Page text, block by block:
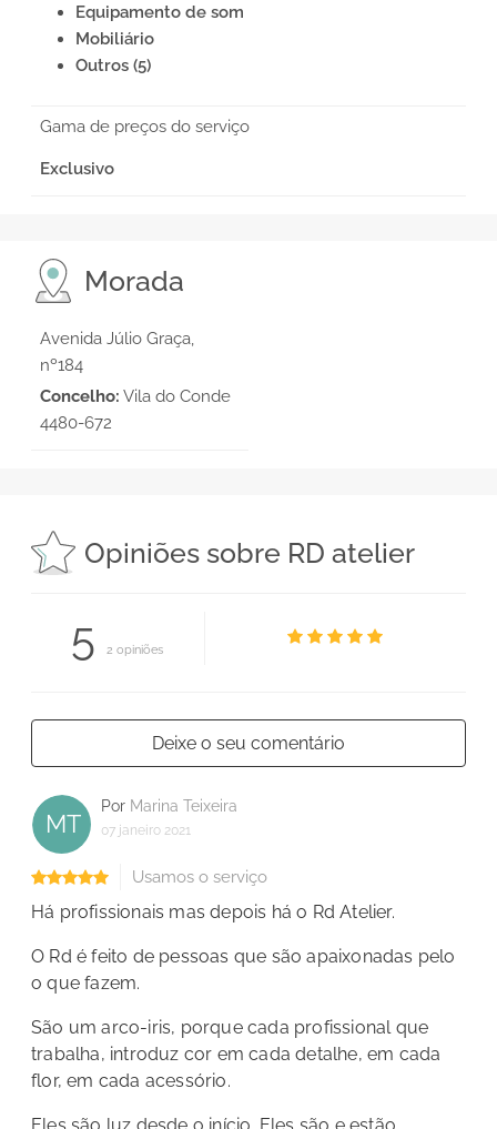
Equipamento de som
Mobiliário
Outros (5)
Gama de preços do serviço
Exclusivo
Morada
Avenida Júlio Graça,
nº184
Concelho: Vila do Conde
4480-672
Opiniões sobre RD atelier
5 2 opiniões
Deixe o seu comentário
MT
Por Marina Teixeira
07 janeiro 2021
Usamos o serviço
Há profissionais mas depois há o Rd Atelier.
O Rd é feito de pessoas que são apaixonadas pelo
o que fazem.
São um arco-iris, porque cada profissional que
trabalha, introduz cor em cada detalhe, em cada
flor, em cada acessório.